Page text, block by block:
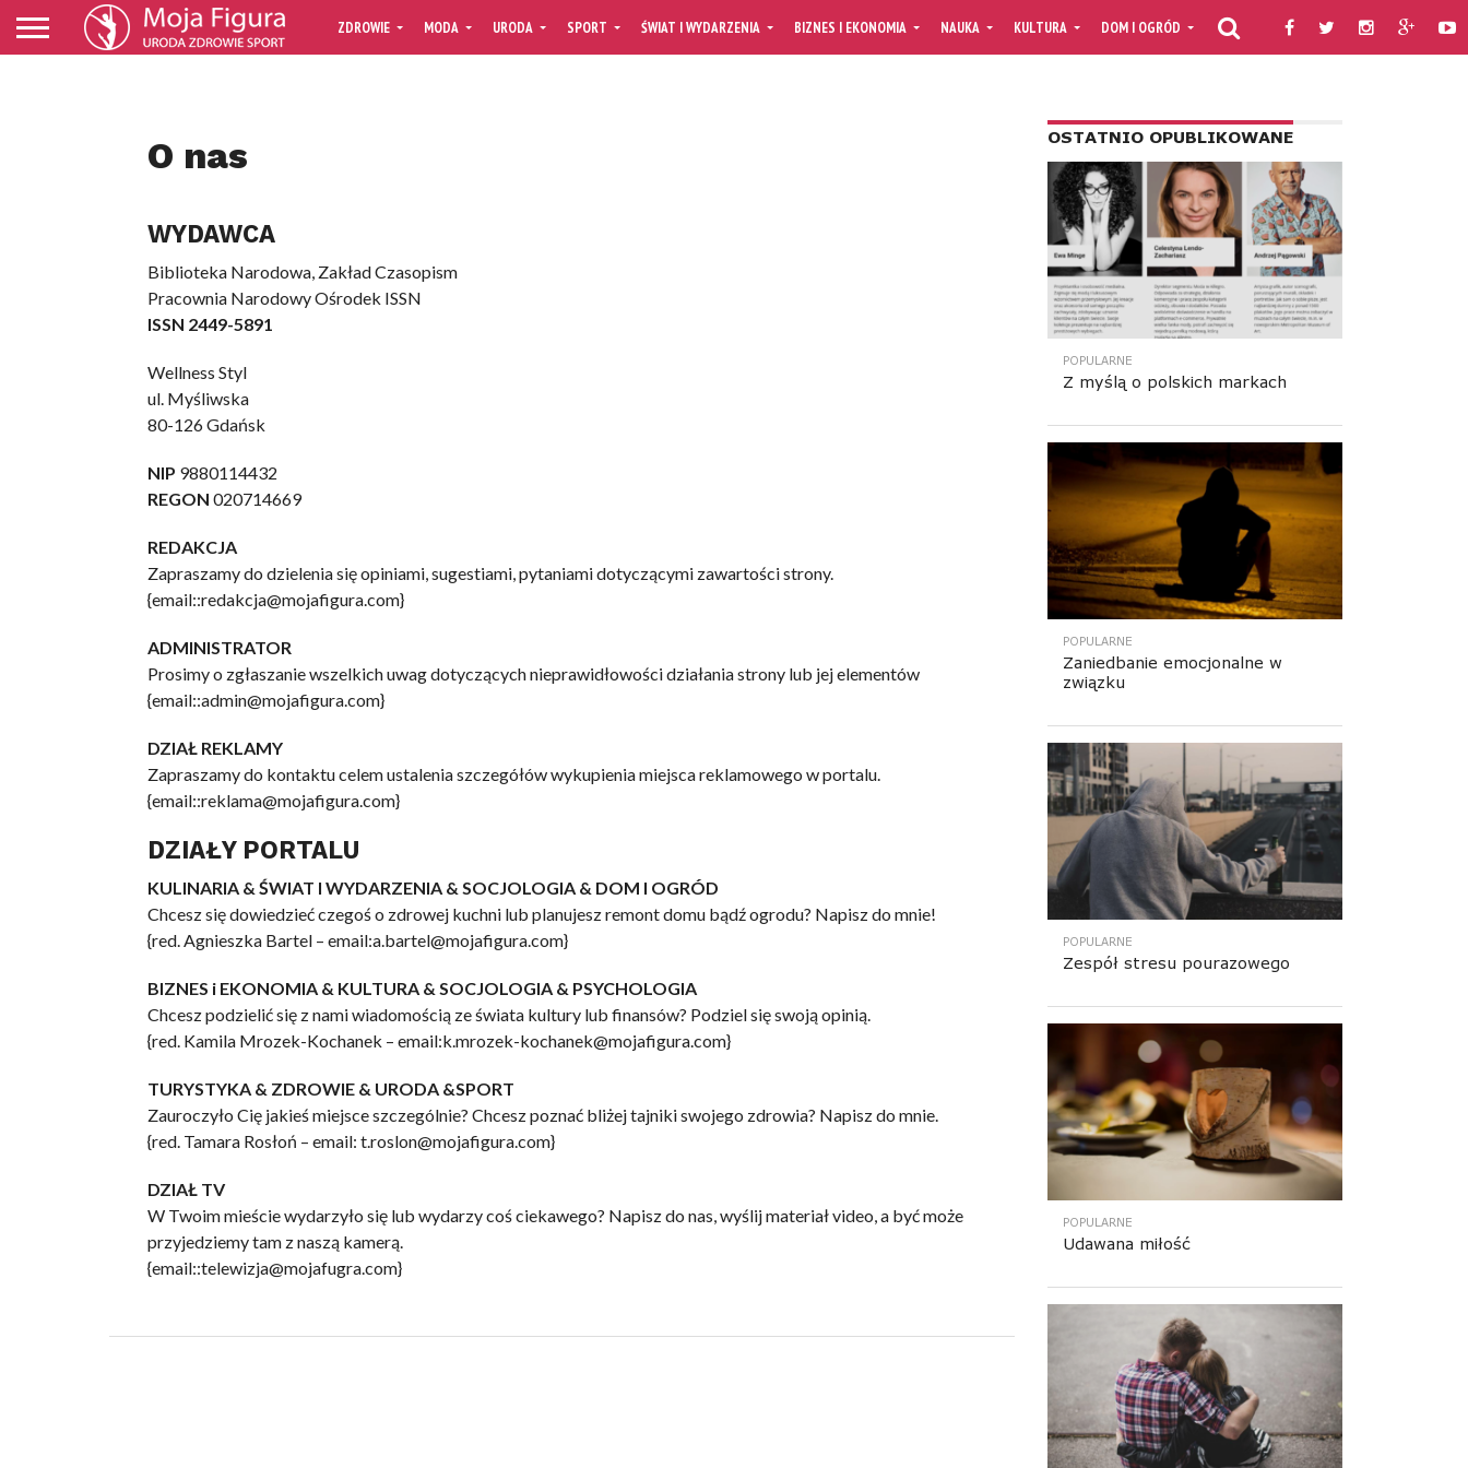
ZDROWIE MODA URODA SPORT ŚWIAT I WYDARZENIA BIZNES I EKONOMIA NAUKA KULTURA DOM I OGRÓD KULINARIA PORADNIKI TV
O nas
WYDAWCA
Biblioteka Narodowa, Zakład Czasopism
Pracownia Narodowy Ośrodek ISSN
ISSN 2449-5891
Wellness Styl
ul. Myśliwska
80-126 Gdańsk
NIP 9880114432
REGON 020714669
REDAKCJA
Zapraszamy do dzielenia się opiniami, sugestiami, pytaniami dotyczącymi zawartości strony.
{email::redakcja@mojafigura.com}
ADMINISTRATOR
Prosimy o zgłaszanie wszelkich uwag dotyczących nieprawidłowości działania strony lub jej elementów
{email::admin@mojafigura.com}
DZIAŁ REKLAMY
Zapraszamy do kontaktu celem ustalenia szczegółów wykupienia miejsca reklamowego w portalu.
{email::reklama@mojafigura.com}
DZIAŁY PORTALU
KULINARIA & ŚWIAT I WYDARZENIA & SOCJOLOGIA & DOM I OGRÓD
Chcesz się dowiedzieć czegoś o zdrowej kuchni lub planujesz remont domu bądź ogrodu? Napisz do mnie!
{red. Agnieszka Bartel – email:a.bartel@mojafigura.com}
BIZNES i EKONOMIA & KULTURA & SOCJOLOGIA & PSYCHOLOGIA
Chcesz podzielić się z nami wiadomością ze świata kultury lub finansów? Podziel się swoją opinią.
{red. Kamila Mrozek-Kochanek – email:k.mrozek-kochanek@mojafigura.com}
TURYSTYKA & ZDROWIE & URODA &SPORT
Zauroczyło Cię jakieś miejsce szczególnie? Chcesz poznać bliżej tajniki swojego zdrowia? Napisz do mnie.
{red. Tamara Rosłoń – email: t.roslon@mojafigura.com}
DZIAŁ TV
W Twoim mieście wydarzyło się lub wydarzy coś ciekawego? Napisz do nas, wyślij materiał video, a być może
przyjedziemy tam z naszą kamerą.
{email::telewizja@mojafugra.com}
OSTATNIO OPUBLIKOWANE
POPULARNE
Z myślą o polskich markach
POPULARNE
Zaniedbanie emocjonalne w
związku
POPULARNE
Zespół stresu pourazowego
POPULARNE
Udawana miłość